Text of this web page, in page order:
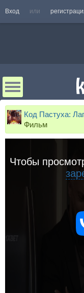
Вход или
Код Пастуха:
Фильм
Чтобы